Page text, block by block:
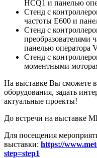
HCQ1 и панелью
Стенд с
частоты E600 и
Стенд с
преобразователями
панелью оператора
Стенд с
моментными
На выставке Вы сможете
оборудования, задать
актуальные проекты!
До встречи на
Для посещения
выставки: https://
step=step1